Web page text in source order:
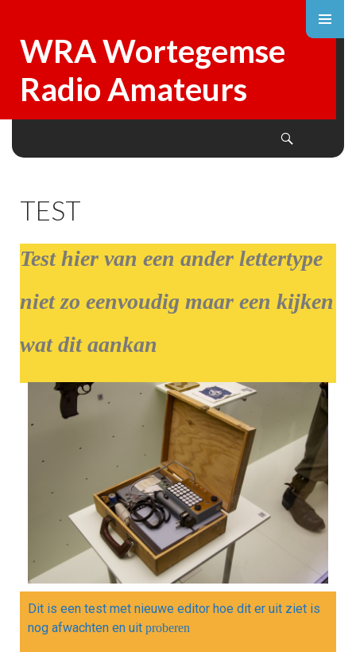
WRA Wortegemse
Radio Amateurs
TEST
Test hier van een ander lettertype
niet zo eenvoudig maar een kijken
wat dit aankan
Dit is een test met nieuwe editor hoe dit er uit ziet is
nog afwachten en uit proberen